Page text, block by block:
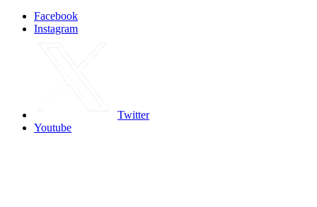
Facebook
Instagram
Twitter
Youtube